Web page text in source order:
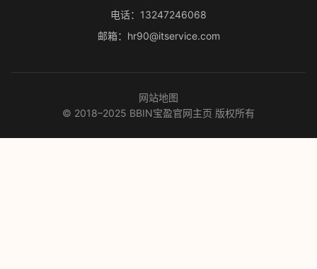
电话：13247246068
邮箱：hr90@itservice.com
网站地图
© 2018–2025 BBIN宝盈官网主页 版权所有